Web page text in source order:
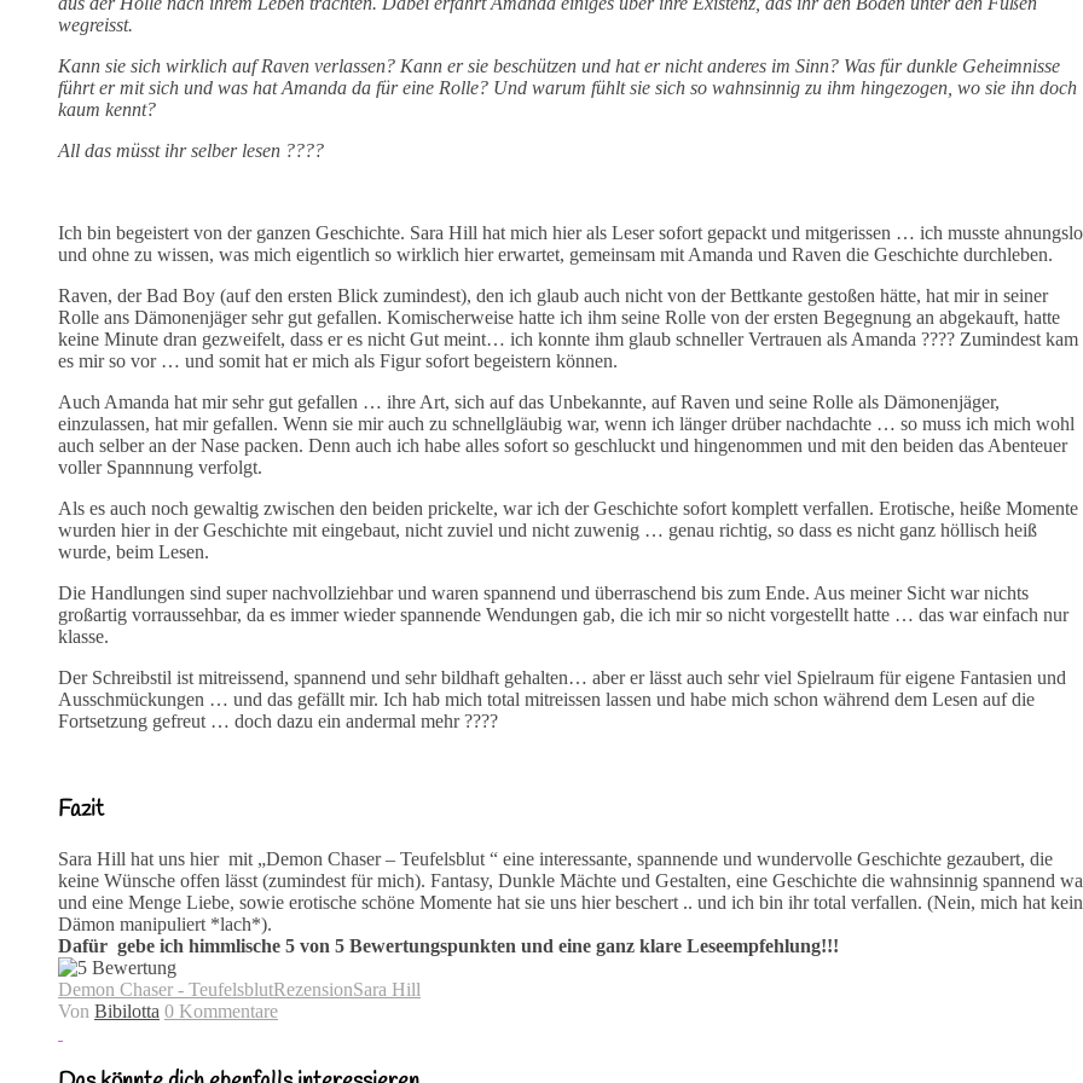
wegreisst.
Kann sie sich wirklich auf Raven verlassen? Kann er sie beschützen und hat er nicht anderes im Sinn? Was für dunkle Geheimnisse
führt er mit sich und was hat Amanda da für eine Rolle? Und warum fühlt sie sich so wahnsinnig zu ihm hingezogen, wo sie ihn doch
kaum kennt?
All das müsst ihr selber lesen ????
Ich bin begeistert von der ganzen Geschichte. Sara Hill hat mich hier als Leser sofort gepackt und mitgerissen … ich musste
und ohne zu wissen, was mich eigentlich so wirklich hier erwartet, gemeinsam mit Amanda und Raven die Geschichte durchleben.
Raven, der Bad Boy (auf den ersten Blick zumindest), den ich glaub auch nicht von der Bettkante gestoßen hätte, hat mir in seiner
Rolle ans Dämonenjäger sehr gut gefallen. Komischerweise hatte ich ihm seine Rolle von der ersten Begegnung an abgekauft, hatte
keine Minute dran gezweifelt, dass er es nicht Gut meint… ich konnte ihm glaub schneller Vertrauen als Amanda ???? Zumindest kam
es mir so vor … und somit hat er mich als Figur sofort begeistern können.
Auch Amanda hat mir sehr gut gefallen … ihre Art, sich auf das Unbekannte, auf Raven und seine Rolle als Dämonenjäger,
einzulassen, hat mir gefallen. Wenn sie mir auch zu schnellgläubig war, wenn ich länger drüber nachdachte … so muss ich mich wohl
auch selber an der Nase packen. Denn auch ich habe alles sofort so geschluckt und hingenommen und mit den beiden das Abenteuer
voller Spannnung verfolgt.
Als es auch noch gewaltig zwischen den beiden prickelte, war ich der Geschichte sofort komplett verfallen. Erotische, heiße Momente
wurden hier in der Geschichte mit eingebaut, nicht zuviel und nicht zuwenig … genau richtig, so dass es nicht ganz höllisch heiß
wurde, beim Lesen.
Die Handlungen sind super nachvollziehbar und waren spannend und überraschend bis zum Ende. Aus meiner Sicht war nichts
großartig vorraussehbar, da es immer wieder spannende Wendungen gab, die ich mir so nicht vorgestellt hatte … das war einfach nur
klasse.
Der Schreibstil ist mitreissend, spannend und sehr bildhaft gehalten… aber er lässt auch sehr viel Spielraum für eigene Fantasien und
Ausschmückungen … und das gefällt mir. Ich hab mich total mitreissen lassen und habe mich schon während dem Lesen auf die
Fortsetzung gefreut … doch dazu ein andermal mehr ????
Fazit
Sara Hill hat uns hier mit „Demon Chaser – Teufelsblut “ eine interessante, spannende und wundervolle Geschichte gezaubert, die
keine Wünsche offen lässt (zumindest für mich). Fantasy, Dunkle Mächte und Gestalten, eine Geschichte die wahnsinnig spannend
und eine Menge Liebe, sowie erotische schöne Momente hat sie uns hier beschert .. und ich bin ihr total verfallen. (Nein, mich hat kein
Dämon manipuliert *lach*).
Dafür gebe ich himmlische 5 von 5 Bewertungspunkten und eine ganz klare Leseempfehlung!!!
Demon Chaser - TeufelsblutRezensionSara Hill
Von Bibilotta 0 Kommentare